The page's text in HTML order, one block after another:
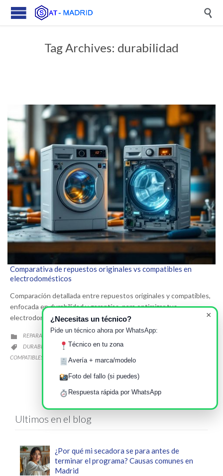

Tag Archives: durabilidad
Comparativa de repuestos originales vs compatibles en
electrodomésticos
Comparación detallada entre repuestos originales y compatibles,
enfocada en durabilidad y garantías, para optimizar tus
electrodomésticos.
 CATEGORY
REPARACIÓN DE ELECTRODOMÉSTICOS

CATEGORY
DURABILIDAD ELECTRODOMÉSTICOS,GARANTÍA
COMPATIBLES
REPUESTOS ORIGINALES
Ultimos en el blog
¿Por qué mi secadora se para antes de
terminar el programa? Causas comunes en
Madrid
×
¿Necesitas un técnico?
Pide un técnico ahora por WhatsApp:
Técnico en tu zona
Avería + marca/modelo
Foto del fallo (si puedes)
Respuesta rápida por WhatsApp